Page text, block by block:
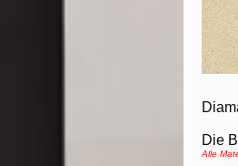
Die
Alle